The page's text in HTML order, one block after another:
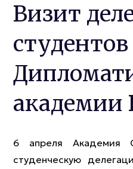
Визит
студентов
академии
6 апреля Академия
студенческую